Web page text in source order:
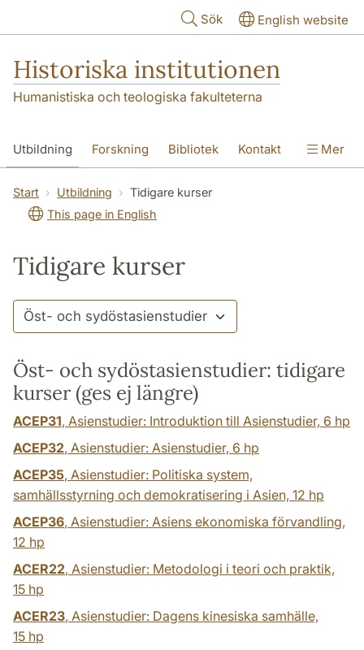
Sök English website
Historiska institutionen
Humanistiska och teologiska fakulteterna
Utbildning Forskning Bibliotek Kontakt
Om institutionen
Mer
Start Utbildning
Tidigare kurser
This page in English
Tidigare kurser
Öst- och sydöstasienstudier: tidigare
kurser (ges ej längre)
ACEP31, Asienstudier: Introduktion till Asienstudier, 6 hp
ACEP32, Asienstudier: Asienstudier, 6 hp
ACEP35, Asienstudier: Politiska system,
samhällsstyrning och demokratisering i Asien, 12 hp
ACEP36, Asienstudier: Asiens ekonomiska förvandling,
12 hp
ACER22, Asienstudier: Metodologi i teori och praktik,
15 hp
ACER23, Asienstudier: Dagens kinesiska samhälle,
15 hp